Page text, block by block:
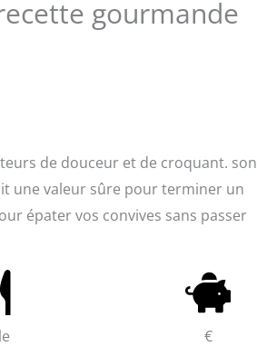
gourmande
de douceur et de croquant. son
une valeur sûre pour terminer un
épater vos convives sans passer
€